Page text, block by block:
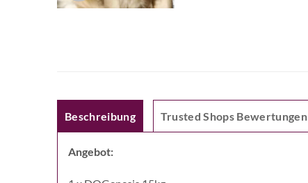
Beschreibung Trusted Shops Bewertungen
Angebot: